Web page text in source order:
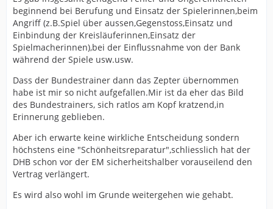
beginnend bei Berufung und Einsatz der Spielerinnen,beim
Angriff (z.B.Spiel über aussen,Gegenstoss,Einsatz und
Einbindung der Kreisläuferinnen,Einsatz der
Spielmacherinnen),bei der Einflussnahme von der Bank
während der Spiele usw.usw.
Dass der Bundestrainer dann das Zepter übernommen
habe ist mir so nicht aufgefallen.Mir ist da eher das Bild
des Bundestrainers, sich ratlos am Kopf kratzend,in
Erinnerung geblieben.
Aber ich erwarte keine wirkliche Entscheidung sondern
höchstens eine "Schönheitsreparatur",schliesslich hat der
DHB schon vor der EM sicherheitshalber vorauseilend den
Vertrag verlängert.
Es wird also wohl im Grunde weitergehen wie gehabt.